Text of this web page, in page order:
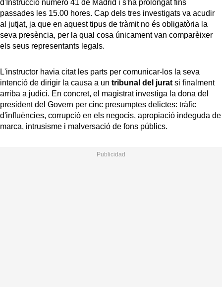
d'Instrucció número 41 de Madrid i s'ha prolongat fins
passades les 15.00 hores. Cap dels tres investigats va acudir
al jutjat, ja que en aquest tipus de tràmit no és obligatòria la
seva presència, per la qual cosa únicament van comparèixer
els seus representants legals.
L'instructor havia citat les parts per comunicar-los la seva
intenció de dirigir la causa a un tribunal del jurat si finalment
arriba a judici. En concret, el magistrat investiga la dona del
president del Govern per cinc presumptes delictes: tràfic
d'influències, corrupció en els negocis, apropiació indeguda de
marca, intrusisme i malversació de fons públics.